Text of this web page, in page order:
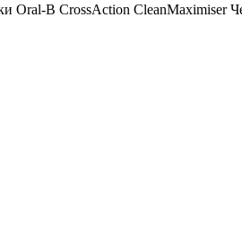
Oral-B CrossAction